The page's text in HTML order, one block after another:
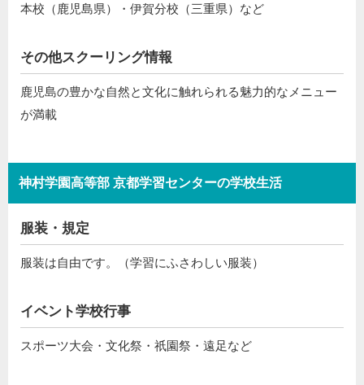
本校（鹿児島県）・伊賀分校（三重県）など
その他スクーリング情報
鹿児島の豊かな自然と文化に触れられる魅力的なメニュー
が満載
神村学園高等部 京都学習センターの学校生活
服装・規定
服装は自由です。（学習にふさわしい服装）
イベント学校行事
スポーツ大会・文化祭・祇園祭・遠足など